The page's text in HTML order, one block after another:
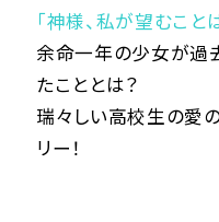
「神様、私が望むこと
余命一年の少女が過
たこととは？
瑞々しい高校生の愛
リー！